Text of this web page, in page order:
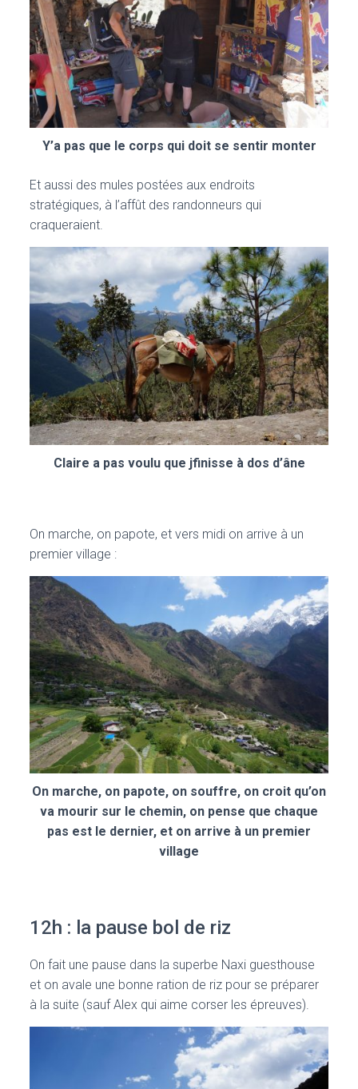
Y’a pas que le corps qui doit se sentir monter
Et aussi des mules postées aux endroits
stratégiques, à l’affût des randonneurs qui
craqueraient.
Claire a pas voulu que jfinisse à dos d’âne
On marche, on papote, et vers midi on arrive à un
premier village :
On marche, on papote, on souffre, on croit qu’on
va mourir sur le chemin, on pense que chaque
pas est le dernier, et on arrive à un premier
village
12h : la pause bol de riz
On fait une pause dans la superbe Naxi guesthouse
et on avale une bonne ration de riz pour se préparer
à la suite (sauf Alex qui aime corser les épreuves).